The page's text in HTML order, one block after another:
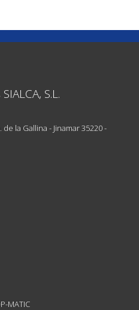
S.L.
de la Gallina - Jinamar 35220 -
MATIC